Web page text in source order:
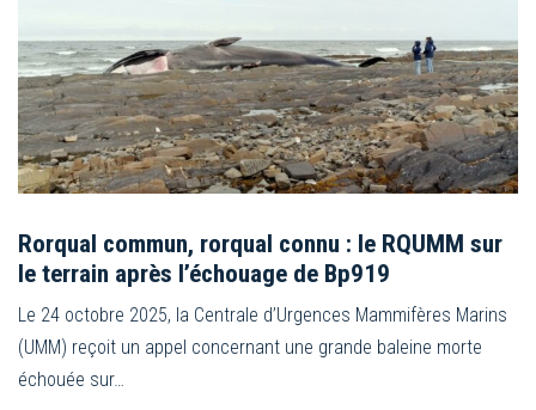
Rorqual commun, rorqual connu : le RQUMM sur
le terrain après l’échouage de Bp919
Le 24 octobre 2025, la Centrale d’Urgences Mammifères Marins
(UMM) reçoit un appel concernant une grande baleine morte
échouée sur…